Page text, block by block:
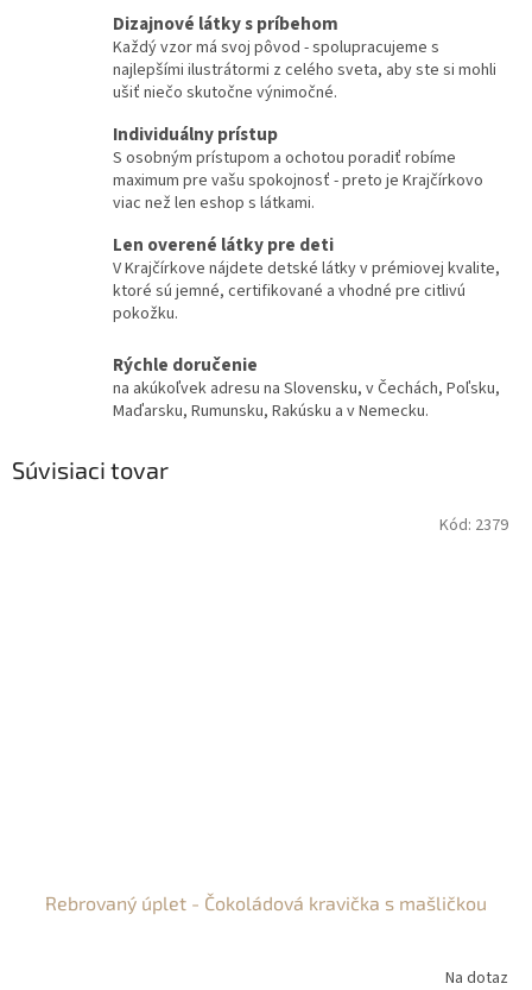
Dizajnové látky s príbehom
Každý vzor má svoj pôvod - spolupracujeme s
najlepšími ilustrátormi z celého sveta, aby ste si mohli
ušiť niečo skutočne výnimočné.
Individuálny prístup
S osobným prístupom a ochotou poradiť robíme
maximum pre vašu spokojnosť - preto je Krajčírkovo
viac než len eshop s látkami.
Len overené látky pre deti
V Krajčírkove nájdete detské látky v prémiovej kvalite,
ktoré sú jemné, certifikované a vhodné pre citlivú
pokožku.
Rýchle doručenie
na akúkoľvek adresu na Slovensku, v Čechách, Poľsku,
Maďarsku, Rumunsku, Rakúsku a v Nemecku.
Súvisiaci tovar
Rebrovaný úplet - Čokoládová kravička s mašličkou
Na dotaz
Kód: 2379